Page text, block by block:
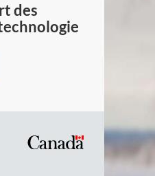
des
Symbole